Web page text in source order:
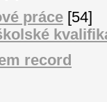
práce [54]
record